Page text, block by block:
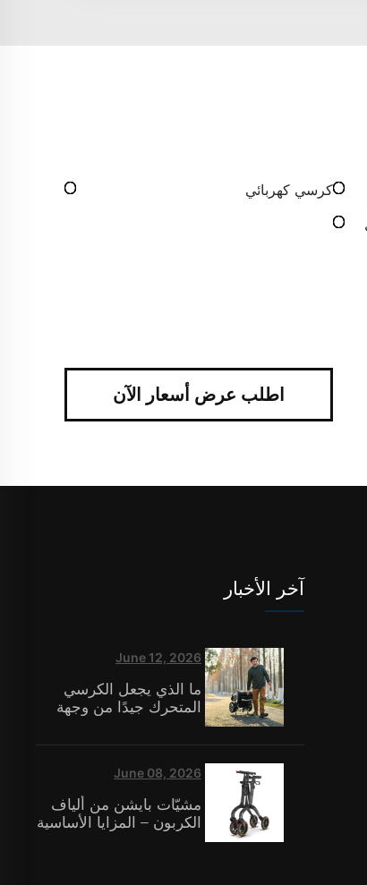
كرسي كهربائي
اطلب عرض أسعار الآن
آخر الأخبار
June 12, 2026
ما الذي يجعل الكرسي
المتحرك جيدًا من وجهة
دور الرعاية؟
June 08, 2026
مشيّات بايشن من ألياف
الكربون – المزايا الأساسية